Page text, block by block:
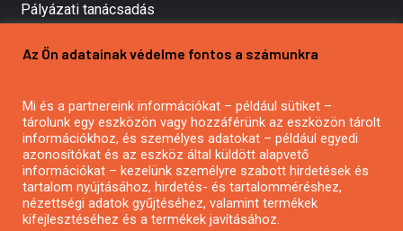
Pályázati tanácsadás
Mezőgazdasági pályázatírás
Pályázatírás civil szervezeteknek
Pályázatírás önkormányzatoknak
Pályázatfigyelés
Specifikus pályázatfigyelés vagy hírlevél
Az Ön adatainak védelme fontos a számunkra
Mi és a partnereink információkat – például sütiket –
tárolunk egy eszközön vagy hozzáférünk az eszközön tárolt
információkhoz, és személyes adatokat – például egyedi
azonosítókat és az eszköz által küldött alapvető
információkat – kezelünk személyre szabott hirdetések és
tartalom nyújtásához, hirdetés- és tartalomméréshez,
nézettségi adatok gyűjtéséhez, valamint termékek
kifejlesztéséhez és a termékek javításához.